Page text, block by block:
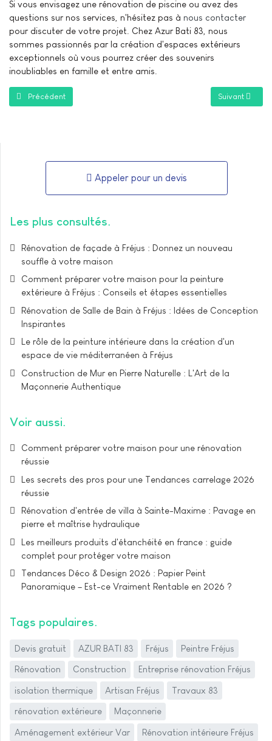
Si vous envisagez une rénovation de piscine ou avez des
questions sur nos services, n'hésitez pas à nous contacter
pour discuter de votre projet. Chez Azur Bati 83, nous
sommes passionnés par la création d'espaces extérieurs
exceptionnels où vous pourrez créer des souvenirs
inoubliables en famille et entre amis.
Article précédent : Traitement de l'Ancien Carrelage : Redonnez Vie à
Précédent Article suivant
Suivant
Appeler pour un devis
Les plus consultés
Rénovation de façade à Fréjus : Donnez un nouveau
souffle à votre maison
Comment préparer votre maison pour la peinture
extérieure à Fréjus : Conseils et étapes essentielles
Rénovation de Salle de Bain à Fréjus : Idées de Conception
Inspirantes
Le rôle de la peinture intérieure dans la création d'un
espace de vie méditerranéen à Fréjus
Construction de Mur en Pierre Naturelle : L'Art de la
Maçonnerie Authentique
Voir aussi
Comment préparer votre maison pour une rénovation
réussie
Les secrets des pros pour une Tendances carrelage 2026
réussie
Rénovation d'entrée de villa à Sainte-Maxime : Pavage en
pierre et maîtrise hydraulique
Les meilleurs produits d'étanchéité en france : guide
complet pour protéger votre maison
Tendances Déco & Design 2026 : Papier Peint
Panoramique – Est-ce Vraiment Rentable en 2026 ?
Tags populaires
Devis gratuit AZUR BATI 83 Fréjus Peintre Fréjus
Rénovation Construction Entreprise rénovation Fréjus
isolation thermique Artisan Fréjus Travaux 83
rénovation extérieure Maçonnerie
Aménagement extérieur Var Rénovation intérieure Fréjus